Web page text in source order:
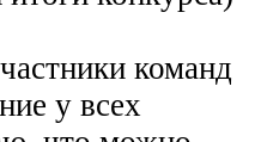
команд
у всех